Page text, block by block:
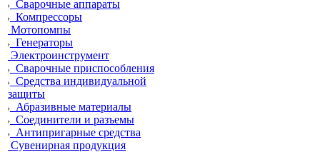
Сварочные аппараты
Компрессоры
Мотопомпы
Генераторы
Электроинструмент
Сварочные приспособления
Средства индивидуальной
защиты
Абразивные материалы
Соединители и разъемы
Антипригарные средства
Сувенирная продукция